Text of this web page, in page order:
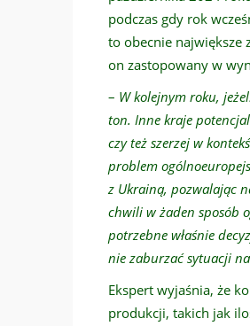
podczas gdy rok
to obecnie największe
on zastopowany w
– W kolejnym roku,
ton. Inne kraje
czy też szerzej w
problem
z Ukrainą, pozwalając
chwili w żaden sposób
potrzebne właśnie
nie zaburzać sytuacji
Ekspert wyjaśnia, że
produkcji, takich jak